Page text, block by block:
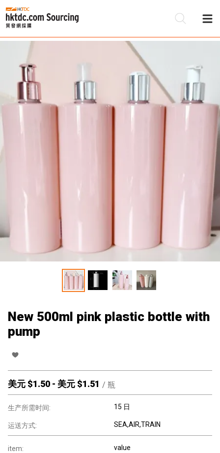
New 500ml pink plastic bottle with
pump
美元 $1.50 - 美元 $1.51 / 瓶
生产所需时间: 15 日
运送方式: SEA,AIR,TRAIN
item: value